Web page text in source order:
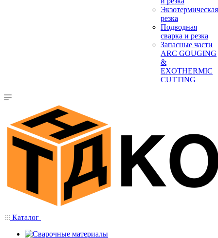
Экзотермическая
резка
Подводная
сварка и резка
Запасные части
ARC GOUGING
&
EXOTHERMIC
CUTTING
Каталог